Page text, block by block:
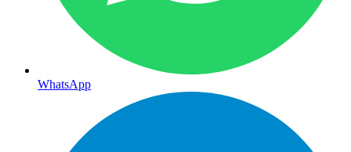
WhatsApp